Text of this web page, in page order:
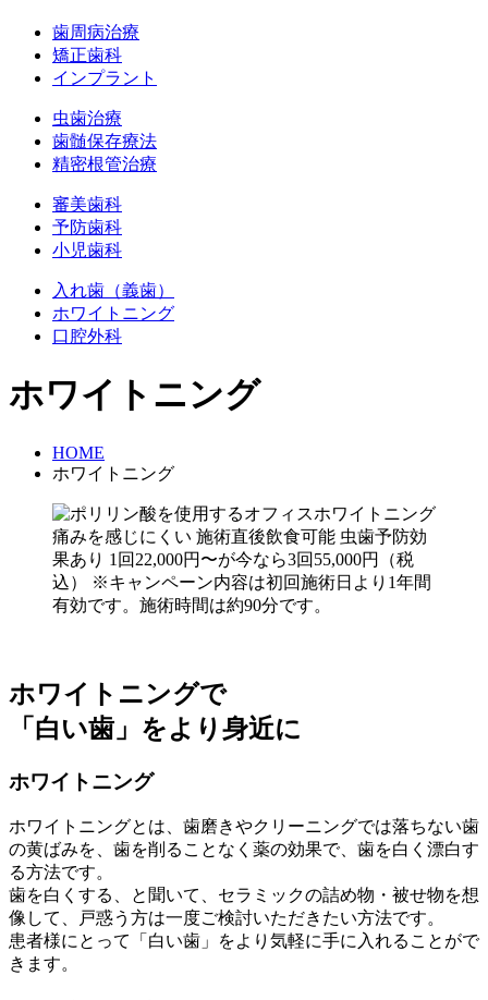
歯周病治療
矯正歯科
インプラント
虫歯治療
歯髄保存療法
精密根管治療
審美歯科
予防歯科
小児歯科
入れ歯（義歯）
ホワイトニング
口腔外科
ホワイトニング
HOME
ホワイトニング
ホワイトニングで
「白い歯」をより身近に
ホワイトニング
ホワイトニングとは、歯磨きやクリーニングでは落ちない歯
の黄ばみを、歯を削ることなく薬の効果で、歯を白く漂白す
る方法です。
歯を白くする、と聞いて、セラミックの詰め物・被せ物を想
像して、戸惑う方は一度ご検討いただきたい方法です。
患者様にとって「白い歯」をより気軽に手に入れることがで
きます。